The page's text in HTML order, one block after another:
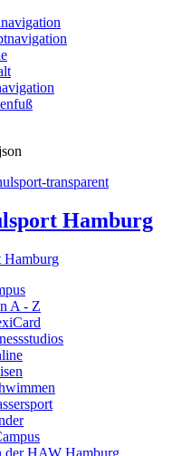
Hamburg
Hamburg
A - Z
der HAW Hamburg